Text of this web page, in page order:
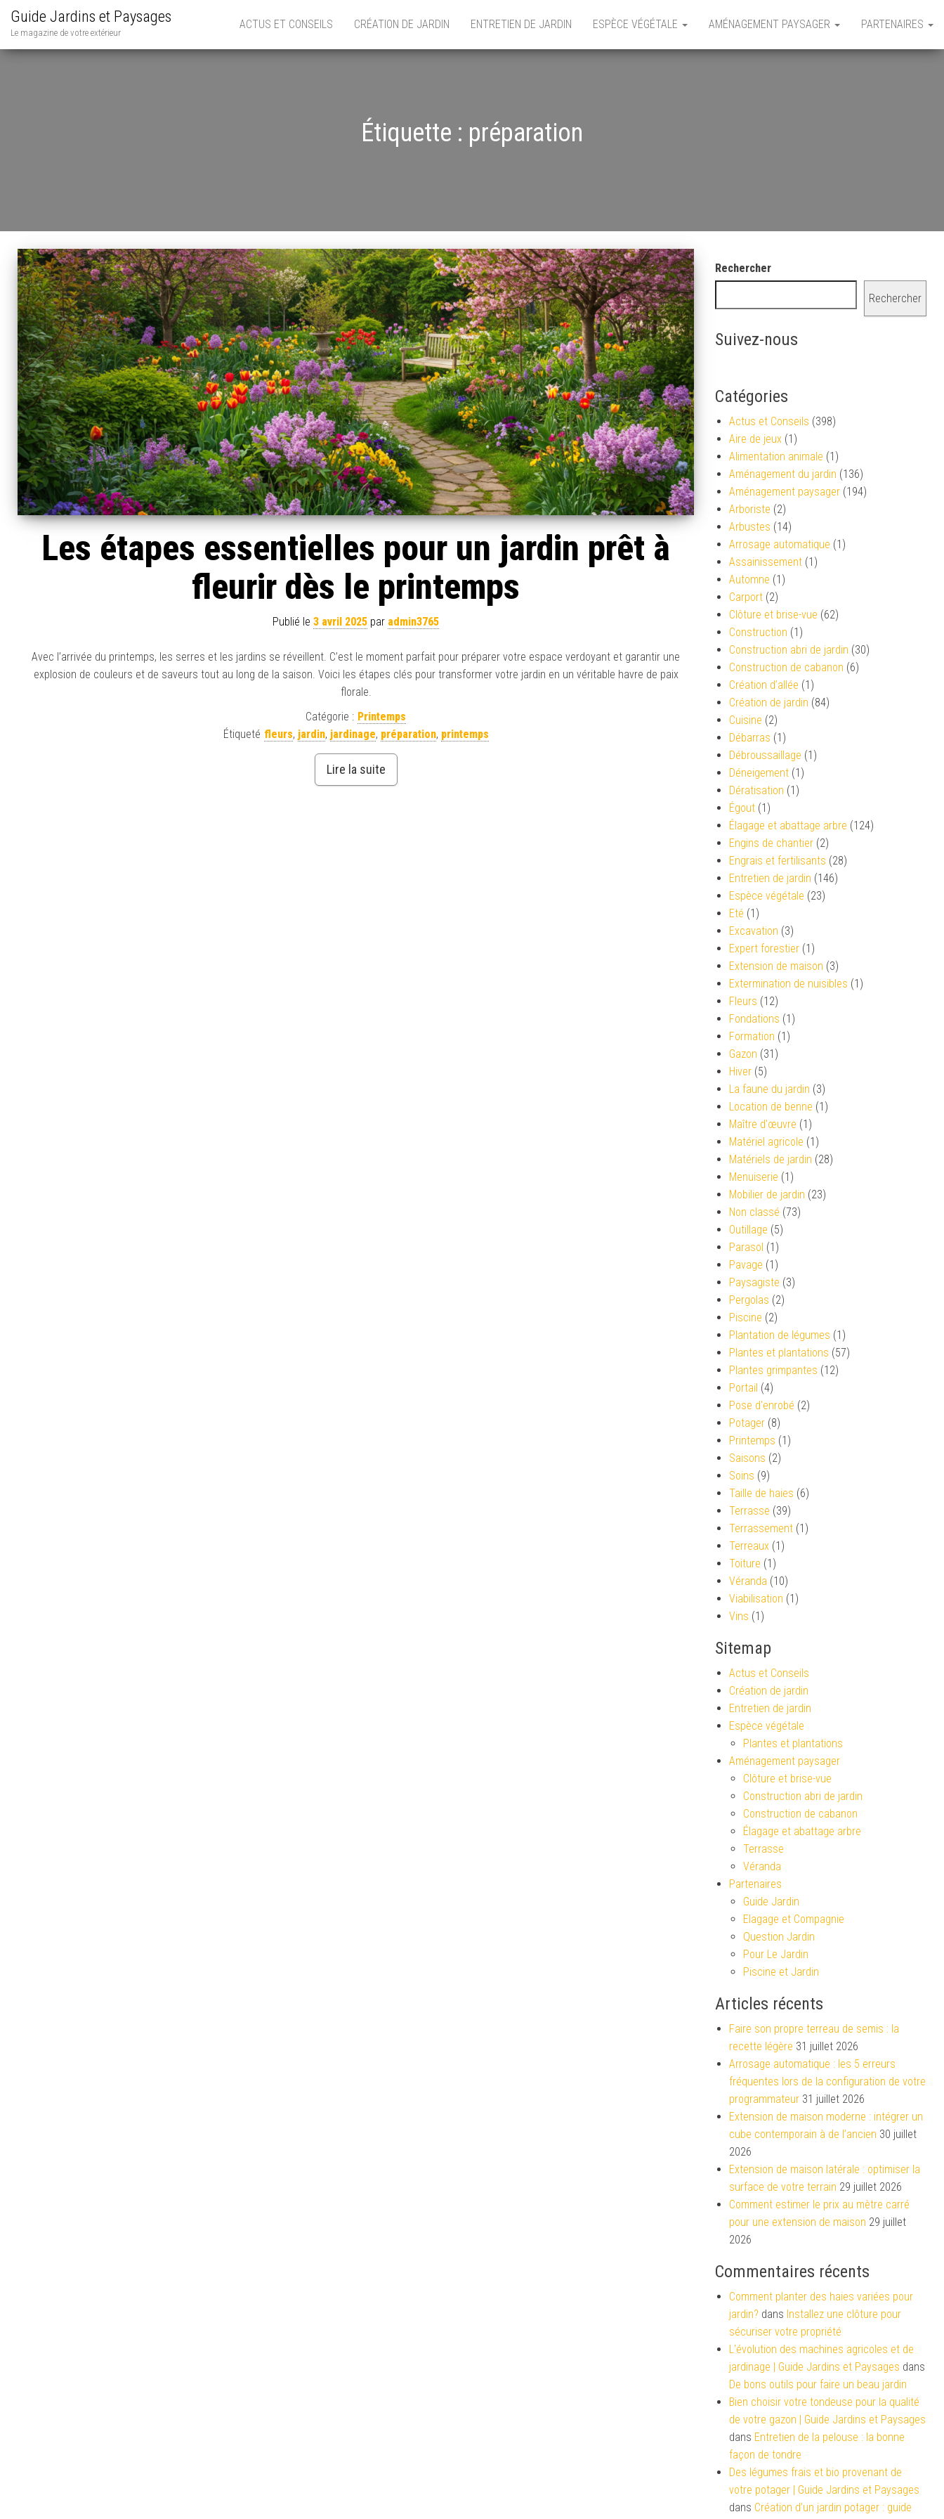
Guide Jardins et Paysages
Le magazine de votre extérieur
ACTUS ET CONSEILS CRÉATION DE JARDIN ENTRETIEN DE JARDIN ESPÈCE VÉGÉTALE AMÉNAGEMENT PAYSAGER PARTENAIRES
Étiquette : préparation
Les étapes essentielles pour un jardin prêt à
fleurir dès le printemps
Publié le 3 avril 2025 par admin3765
Avec l’arrivée du printemps, les serres et les jardins se réveillent. C’est le moment parfait pour préparer votre espace verdoyant et garantir une
explosion de couleurs et de saveurs tout au long de la saison. Voici les étapes clés pour transformer votre jardin en un véritable havre de paix
florale.
Catégorie : Printemps
Étiqueté fleurs, jardin, jardinage, préparation, printemps
Lire la suite
Rechercher
Rechercher
Suivez-nous
Catégories
Actus et Conseils (398)
Aire de jeux (1)
Alimentation animale (1)
Aménagement du jardin (136)
Aménagement paysager (194)
Arboriste (2)
Arbustes (14)
Arrosage automatique (1)
Assainissement (1)
Automne (1)
Carport (2)
Clôture et brise-vue (62)
Construction (1)
Construction abri de jardin (30)
Construction de cabanon (6)
Création d’allée (1)
Création de jardin (84)
Cuisine (2)
Débarras (1)
Débroussaillage (1)
Déneigement (1)
Dératisation (1)
Égout (1)
Élagage et abattage arbre (124)
Engins de chantier (2)
Engrais et fertilisants (28)
Entretien de jardin (146)
Espèce végétale (23)
Eté (1)
Excavation (3)
Expert forestier (1)
Extension de maison (3)
Extermination de nuisibles (1)
Fleurs (12)
Fondations (1)
Formation (1)
Gazon (31)
Hiver (5)
La faune du jardin (3)
Location de benne (1)
Maître d'œuvre (1)
Matériel agricole (1)
Matériels de jardin (28)
Menuiserie (1)
Mobilier de jardin (23)
Non classé (73)
Outillage (5)
Parasol (1)
Pavage (1)
Paysagiste (3)
Pergolas (2)
Piscine (2)
Plantation de légumes (1)
Plantes et plantations (57)
Plantes grimpantes (12)
Portail (4)
Pose d'enrobé (2)
Potager (8)
Printemps (1)
Saisons (2)
Soins (9)
Taille de haies (6)
Terrasse (39)
Terrassement (1)
Terreaux (1)
Toiture (1)
Véranda (10)
Viabilisation (1)
Vins (1)
Sitemap
Actus et Conseils
Création de jardin
Entretien de jardin
Espèce végétale
Plantes et plantations
Aménagement paysager
Clôture et brise-vue
Construction abri de jardin
Construction de cabanon
Élagage et abattage arbre
Terrasse
Véranda
Partenaires
Guide Jardin
Elagage et Compagnie
Question Jardin
Pour Le Jardin
Piscine et Jardin
Articles récents
Faire son propre terreau de semis : la
recette légère 31 juillet 2026
Arrosage automatique : les 5 erreurs
fréquentes lors de la configuration de votre
programmateur 31 juillet 2026
Extension de maison moderne : intégrer un
cube contemporain à de l’ancien 30 juillet
2026
Extension de maison latérale : optimiser la
surface de votre terrain 29 juillet 2026
Comment estimer le prix au mètre carré
pour une extension de maison 29 juillet
2026
Commentaires récents
Comment planter des haies variées pour
jardin? dans Installez une clôture pour
sécuriser votre propriété
L'évolution des machines agricoles et de
jardinage | Guide Jardins et Paysages dans
De bons outils pour faire un beau jardin
Bien choisir votre tondeuse pour la qualité
de votre gazon | Guide Jardins et Paysages
dans Entretien de la pelouse : la bonne
façon de tondre
Des légumes frais et bio provenant de
votre potager | Guide Jardins et Paysages
dans Création d’un jardin potager : guide